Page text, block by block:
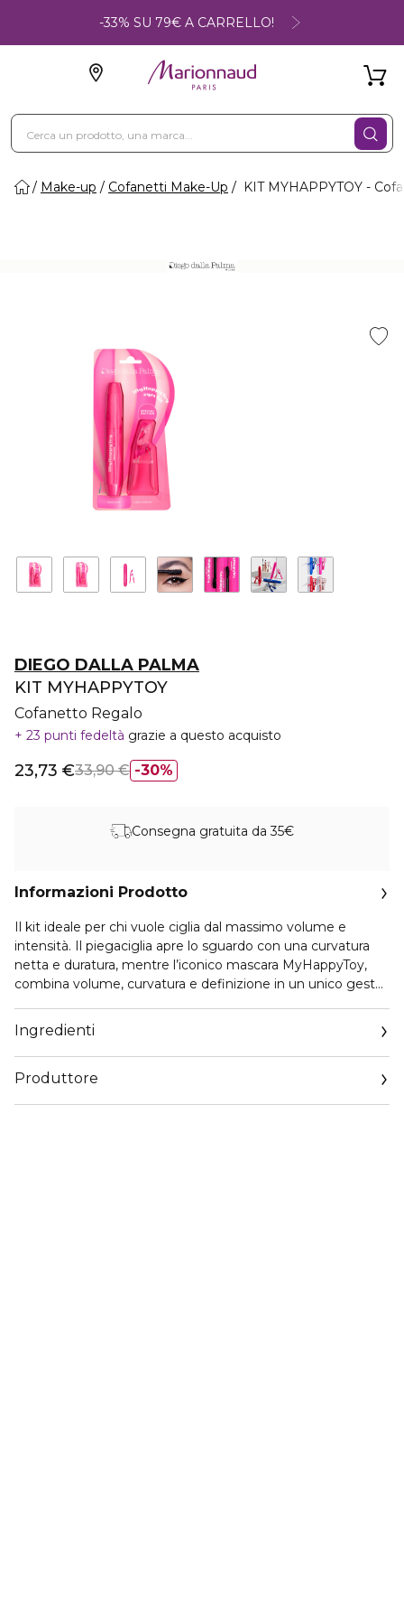
-33% SU 79€ A CARRELLO!
Make-up Cofanetti Make-Up KIT MYHAPPYTOY -
DIEGO DALLA PALMA
KIT MYHAPPYTOY
Cofanetto Regalo
23 punti fedeltà grazie a questo acquisto
30%
23,73 €33,90 €
Consegna gratuita da 35€
Informazioni Prodotto
Il kit ideale per chi vuole ciglia dal massimo volume e
intensità. Il piegaciglia apre lo sguardo con una curvatura
netta e duratura, mentre l’iconico mascara MyHappyToy,
combina volume, curvatura e definizione in un unico gesto.
scovolo curvo in elastomero con serbatoi che rilasciano la
giusta quantità di prodotto. I piccoli dentini pettinano e
separano le ciglia evitando grumi e sbavature, per un
effetto push-up che apre lo sguardo.
Ingredienti
Produttore